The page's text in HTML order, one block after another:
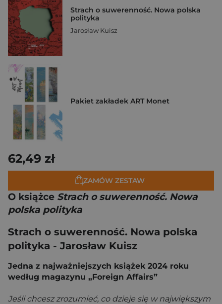
Strach o suwerenność. Nowa polska
polityka
Jarosław Kuisz
Pakiet zakładek ART Monet
62,49 zł
ZAMÓW ZESTAW
O książce Strach o suwerenność. Nowa
polska polityka
Strach o suwerenność. Nowa polska
polityka - Jarosław Kuisz
Jedna z najważniejszych książek 2024 roku
według magazynu „Foreign Affairs”
Jeśli chcesz zrozumieć, co dzieje się w największym